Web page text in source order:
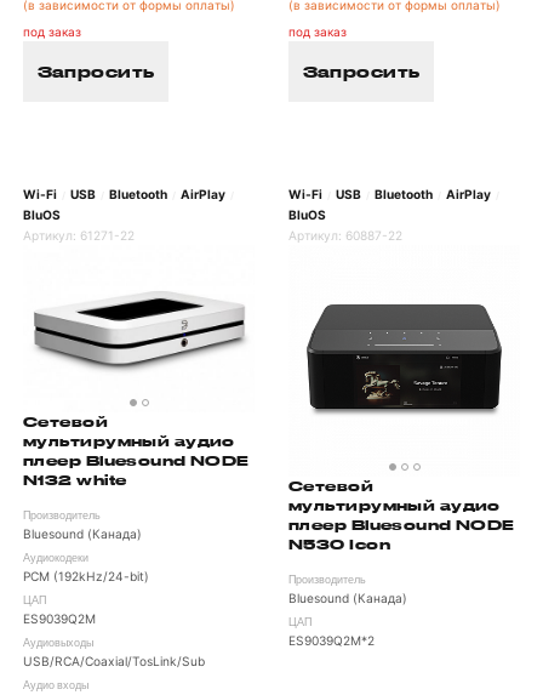
(в зависимости от формы оплаты)
под заказ
Запросить
(в зависимости от формы оплаты)
под заказ
Запросить
Wi-Fi USB Bluetooth AirPlay
BluOS
Артикул: 61271-22
Сетевой
мультирумный аудио
плеер Bluesound NODE
N132 white
Производитель
Bluesound (Канада)
Аудиокодеки
PCM (192kHz/24-bit)
ЦАП
ES9039Q2M
Аудиовыходы
USB/RCA/Coaxial/TosLink/Sub
Аудио входы
Wi-Fi USB Bluetooth AirPlay
BluOS
Артикул: 60887-22
Сетевой
мультирумный аудио
плеер Bluesound NODE
N530 Icon
Производитель
Bluesound (Канада)
ЦАП
ES9039Q2M*2